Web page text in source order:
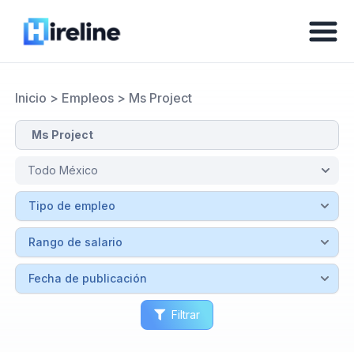
Inicio > Empleos> Ms Project
Filtrar